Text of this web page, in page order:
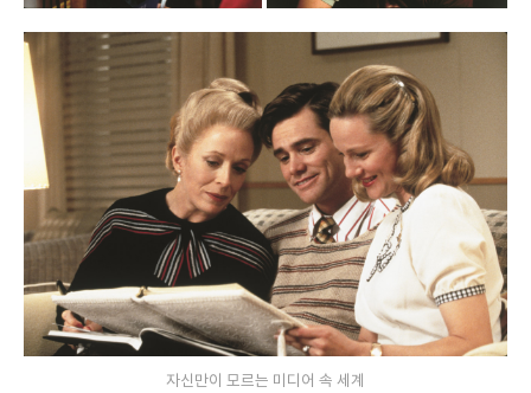
자신만이 모르는 미디어 속 세계